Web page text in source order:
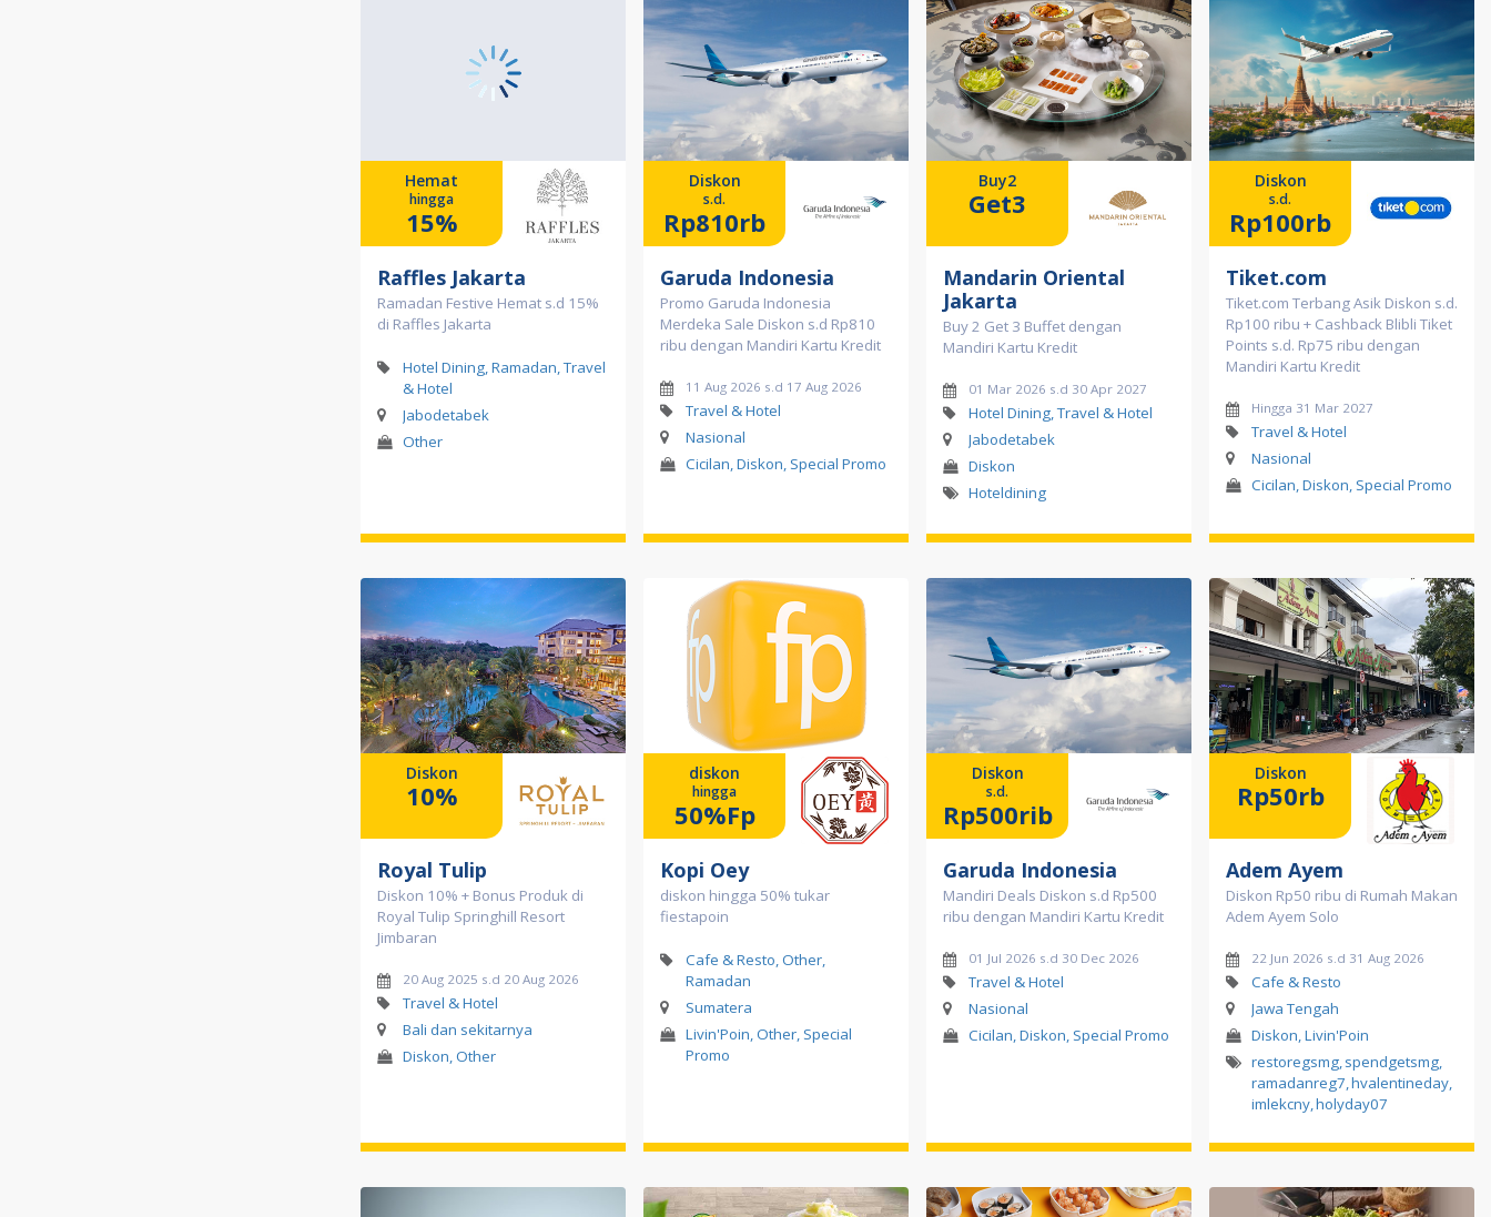
Hemat
hingga
15%
Raffles Jakarta
Ramadan Festive Hemat s.d 15%
di Raffles Jakarta
Hotel Dining, Ramadan, Travel
& Hotel
Jabodetabek
Other
Diskon
s.d.
Rp810rb
Garuda Indonesia
Promo Garuda Indonesia
Merdeka Sale Diskon s.d Rp810
ribu dengan Mandiri Kartu Kredit
11 Aug 2026 s.d 17 Aug 2026
Travel & Hotel
Nasional
Cicilan, Diskon, Special Promo
Buy2
Get3
Mandarin Oriental
Jakarta
Buy 2 Get 3 Buffet dengan
Mandiri Kartu Kredit
01 Mar 2026 s.d 30 Apr 2027
Hotel Dining, Travel & Hotel
Jabodetabek
Diskon
Hoteldining
Diskon
s.d.
Rp100rb
Tiket.com
Tiket.com Terbang Asik Diskon s.d.
Rp100 ribu + Cashback Blibli Tiket
Points s.d. Rp75 ribu dengan
Mandiri Kartu Kredit
Hingga 31 Mar 2027
Travel & Hotel
Nasional
Cicilan, Diskon, Special Promo
Diskon
10%
Royal Tulip
Diskon 10% + Bonus Produk di
Royal Tulip Springhill Resort
Jimbaran
20 Aug 2025 s.d 20 Aug 2026
Travel & Hotel
Bali dan sekitarnya
Diskon, Other
diskon
hingga
50%Fp
Kopi Oey
diskon hingga 50% tukar
fiestapoin
Cafe & Resto, Other,
Ramadan
Sumatera
Livin'Poin, Other, Special
Promo
Diskon
s.d.
Rp500rib
Garuda Indonesia
Mandiri Deals Diskon s.d Rp500
ribu dengan Mandiri Kartu Kredit
01 Jul 2026 s.d 30 Dec 2026
Travel & Hotel
Nasional
Cicilan, Diskon, Special Promo
Diskon
Rp50rb
Adem Ayem
Diskon Rp50 ribu di Rumah Makan
Adem Ayem Solo
22 Jun 2026 s.d 31 Aug 2026
Cafe & Resto
Jawa Tengah
Diskon, Livin'Poin
restoregsmg,spendgetsmg,
ramadanreg7,hvalentineday,
imlekcny,holyday07